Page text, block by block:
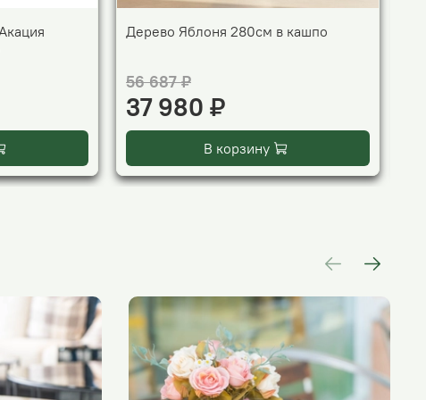
Дерево Яблоня 280см в кашпо
56 687 ₽
37 980 ₽
В корзину